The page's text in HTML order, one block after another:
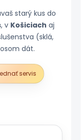
starý kus do
, v Košiciach aj
(sklá,
dát.
servis